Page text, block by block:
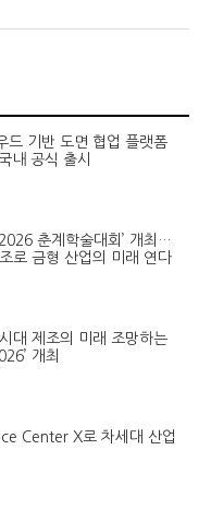
드 기반 도면 협업 플랫폼
내 공식 출시
춘계학술대회’ 개최…
로 금형 산업의 미래 연다
대 제조의 미래 조망하는
개최
Center X로 차세대 산업